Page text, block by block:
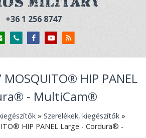
+36 1 256 8747
HIP PANEL
- MultiCam®
» Szerelékek, kiegészítők »
HIP PANEL Large - Cordura® -